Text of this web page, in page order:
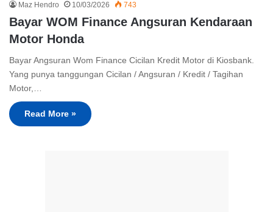
Maz Hendro 10/03/2026 743
Bayar WOM Finance Angsuran Kendaraan
Motor Honda
Bayar Angsuran Wom Finance Cicilan Kredit Motor di Kiosbank.
Yang punya tanggungan Cicilan / Angsuran / Kredit / Tagihan
Motor,…
Read More »